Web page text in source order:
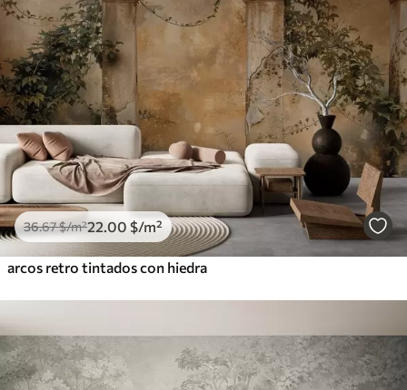
36.67$/m²22.00 $/m²
arcos retro tintados con hiedra